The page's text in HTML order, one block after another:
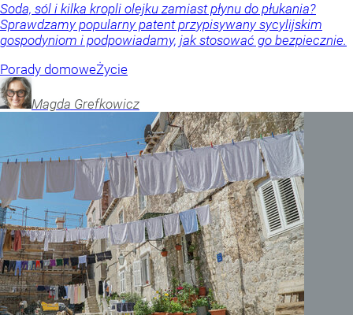
Soda, sól i kilka kropli olejku zamiast płynu do płukania?
Sprawdzamy popularny patent przypisywany sycylijskim
gospodyniom i podpowiadamy, jak stosować go bezpiecznie.
Porady domoweŻycie
Magda Grefkowicz